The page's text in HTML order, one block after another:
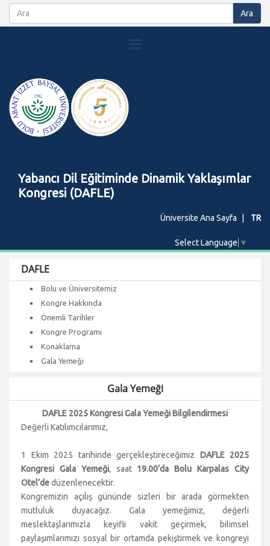
Yabancı Dil Eğitiminde Dinamik Yaklaşımlar
Kongresi (DAFLE)
Üniversite Ana Sayfa TR
Select Language ▼
DAFLE
Bolu ve Üniversitemiz
Kongre Hakkında
Önemli Tarihler
Kongre Programı
Konaklama
Gala Yemeği
Gala Yemeği
DAFLE 2025 Kongresi Gala Yemeği Bilgilendirmesi
Değerli Katılımcılarımız,
1 Ekim 2025 tarihinde gerçekleştireceğimiz DAFLE 2025
Kongresi Gala Yemeği, saat 19.00’da Bolu Karpalas City
Otel’dedüzenlenecektir.
Kongremizin açılış gününde sizleri bir arada görmekten
mutluluk duyacağız. Gala yemeğimiz, değerli
meslektaşlarımızla keyifli vakit geçirmek, bilimsel
paylaşımlarımızı sosyal bir ortamda pekiştirmek ve kongreyi